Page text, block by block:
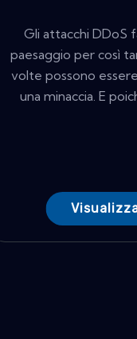
Gli attacchi DDoS
paesaggio per così
volte possono
una minaccia. E